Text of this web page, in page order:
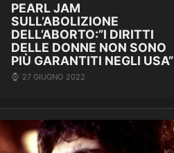
PEARL JAM
SULL’ABOLIZIONE
DELL’ABORTO:”I DIRITTI
DELLE DONNE NON SONO
PIÙ GARANTITI NEGLI USA”
27 GIUGNO 2022